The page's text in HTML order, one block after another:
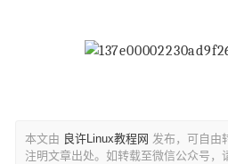
本文由 良许Linux教程网 发布，可自由
注明文章出处。如转载至微信公众号，